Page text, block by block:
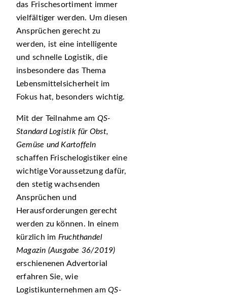
das Frischesortiment immer
vielfältiger werden. Um diesen
Ansprüchen gerecht zu
werden, ist eine intelligente
und schnelle Logistik, die
insbesondere das Thema
Lebensmittelsicherheit im
Fokus hat, besonders wichtig.
Mit der Teilnahme am QS-
Standard Logistik für Obst,
Gemüse und Kartoffeln
schaffen Frischelogistiker eine
wichtige Voraussetzung dafür,
den stetig wachsenden
Ansprüchen und
Herausforderungen gerecht
werden zu können. In einem
kürzlich im Fruchthandel
Magazin (Ausgabe 36/2019)
erschienenen Advertorial
erfahren Sie, wie
Logistikunternehmen amQS-